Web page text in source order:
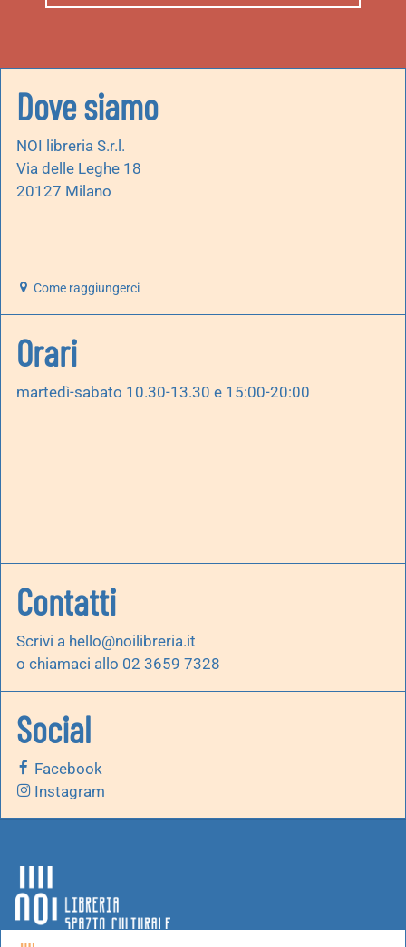
Dove siamo
NOI libreria S.r.l.
Via delle Leghe 18
20127 Milano
Come raggiungerci
Orari
martedì-sabato 10.30-13.30 e 15:00-20:00
Contatti
Scrivi a hello@noilibreria.it
o chiamaci allo 02 3659 7328
Social
Facebook
Instagram